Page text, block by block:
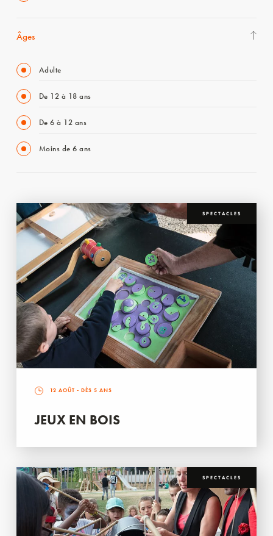
Âges
Adulte
De 12 à 18 ans
De 6 à 12 ans
Moins de 6 ans
SPECTACLES
12 AOÛT - DÈS 5 ANS
JEUX EN BOIS
SPECTACLES